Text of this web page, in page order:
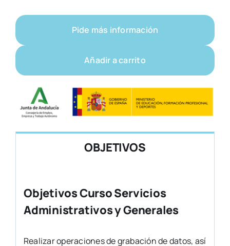
Pide más información
Añadir a carrito
OBJETIVOS
Objetivos Curso Servicios
Administrativos y Generales
Realizar operaciones de grabación de datos, así